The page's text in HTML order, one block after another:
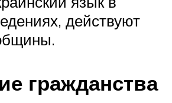
действуют
гражданства